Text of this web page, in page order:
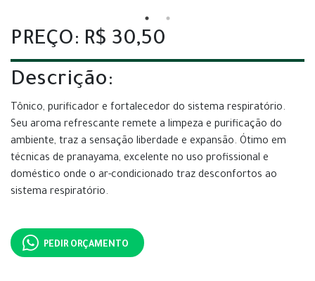
PREÇO: R$ 30,50
Descrição:
Tônico, purificador e fortalecedor do sistema respiratório.
Seu aroma refrescante remete a limpeza e purificação do
ambiente, traz a sensação liberdade e expansão. Ótimo em
técnicas de pranayama, excelente no uso profissional e
doméstico onde o ar-condicionado traz desconfortos ao
sistema respiratório.
PEDIR ORÇAMENTO